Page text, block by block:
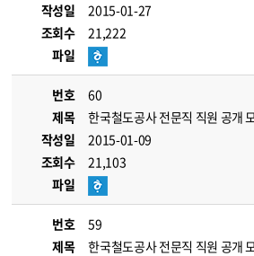
작성일
2015-01-27
조회수
21,222
파일
번호
60
제목
한국철도공사 전문직 직원 공개
작성일
2015-01-09
조회수
21,103
파일
번호
59
제목
한국철도공사 전문직 직원 공개